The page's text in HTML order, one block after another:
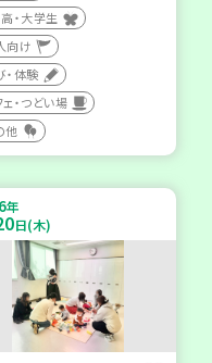
高・大学生
向け
・体験
ェ・つどい場
他
年
日(木)